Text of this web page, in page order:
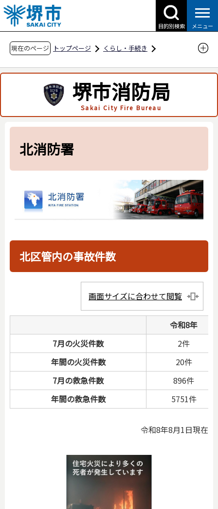
こ
の
ペ
の
で
目的別検索 メニュー
現在のページ トップページ
くらし・手続き
消防局の紹介
あなたの街の消防署
北消防署堺市消防局
Sakai City Fire Bureau
北消防署
北区管内の事故件数
画面サイズに合わせて閲覧
令和8年
7月の火災件数
2件
年間の火災件数
20件
7月の救急件数
896件
年間の救急件数
5751件
令和8年8月1日現在